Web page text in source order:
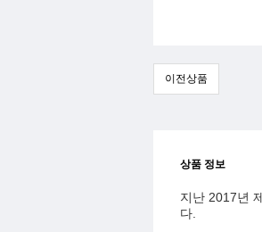
이전상품
상품 정보
지난 2017년
다.